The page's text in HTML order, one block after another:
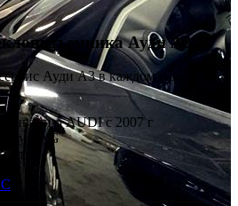
Ауди А3
Ауди А3 в каждом районе
AUDI с 2007 г
VAG